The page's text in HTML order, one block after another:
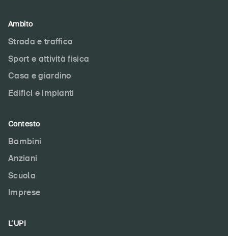
Ambito
Strada e traffico
Sport e attività fisica
Casa e giardino
Edifici e impianti
Contesto
Bambini
Anziani
Scuola
Imprese
L’UPI